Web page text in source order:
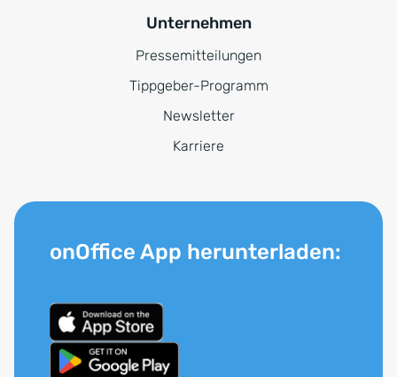
Unternehmen
Pressemitteilungen
Tippgeber-Programm
Newsletter
Karriere
onOffice App herunterladen: